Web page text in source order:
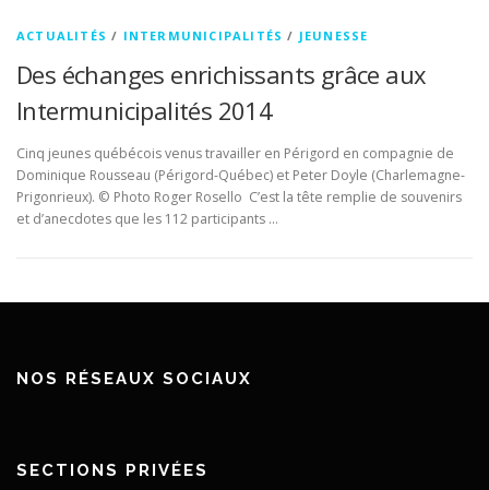
ACTUALITÉS / INTERMUNICIPALITÉS / JEUNESSE
Des échanges enrichissants grâce aux
Intermunicipalités 2014
Cinq jeunes québécois venus travailler en Périgord en compagnie de
Dominique Rousseau (Périgord-Québec) et Peter Doyle (Charlemagne-
Prigonrieux). © Photo Roger Rosello C’est la tête remplie de souvenirs
et d’anecdotes que les 112 participants …
NOS RÉSEAUX SOCIAUX
SECTIONS PRIVÉES